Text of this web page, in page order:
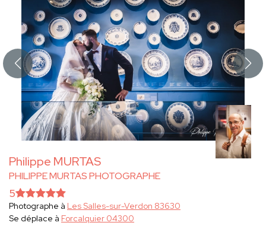
Philippe MURTAS
PHILIPPE MURTAS PHOTOGRAPHE
5
Photographe à Les Salles-sur-Verdon 83630
Se déplace à Forcalquier 04300